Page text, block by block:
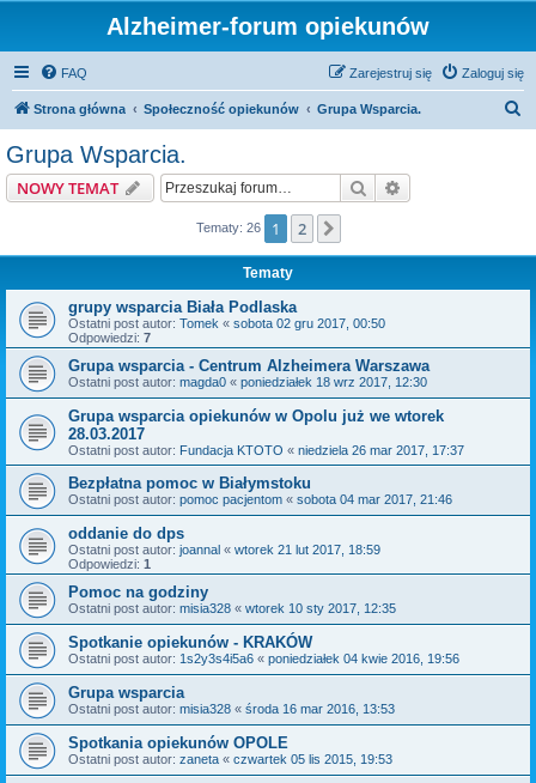
Alzheimer-forum opiekunów
FAQ Zaloguj się
Zarejestruj się
Strona główna Społeczność opiekunów Grupa Wsparcia.
Grupa Wsparcia.
NOWY TEMAT Szukaj
Tematy: 26 1 2
Tematy
grupy wsparcia Biała Podlaska
Ostatni post autor: Tomek « sobota 02 gru 2017, 00:50
Odpowiedzi: 7
Grupa wsparcia - Centrum Alzheimera Warszawa
Ostatni post autor: magda0 « poniedziałek 18 wrz 2017, 12:30
Grupa wsparcia opiekunów w Opolu już we wtorek
28.03.2017
Ostatni post autor: Fundacja KTOTO « niedziela 26 mar 2017, 17:37
Bezpłatna pomoc w Białymstoku
Ostatni post autor: pomoc pacjentom « sobota 04 mar 2017, 21:46
oddanie do dps
Ostatni post autor: joannal « wtorek 21 lut 2017, 18:59
Odpowiedzi: 1
Pomoc na godziny
Ostatni post autor: misia328 « wtorek 10 sty 2017, 12:35
Spotkanie opiekunów - KRAKÓW
Ostatni post autor: 1s2y3s4i5a6 « poniedziałek 04 kwie 2016, 19:56
Grupa wsparcia
Ostatni post autor: misia328 « środa 16 mar 2016, 13:53
Spotkania opiekunów OPOLE
Ostatni post autor: zaneta « czwartek 05 lis 2015, 19:53